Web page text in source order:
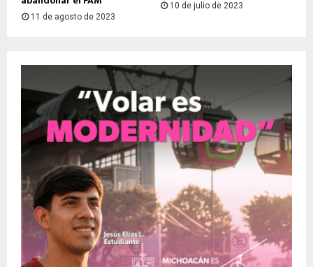
11 de agosto de 2023
10 de julio de 2023